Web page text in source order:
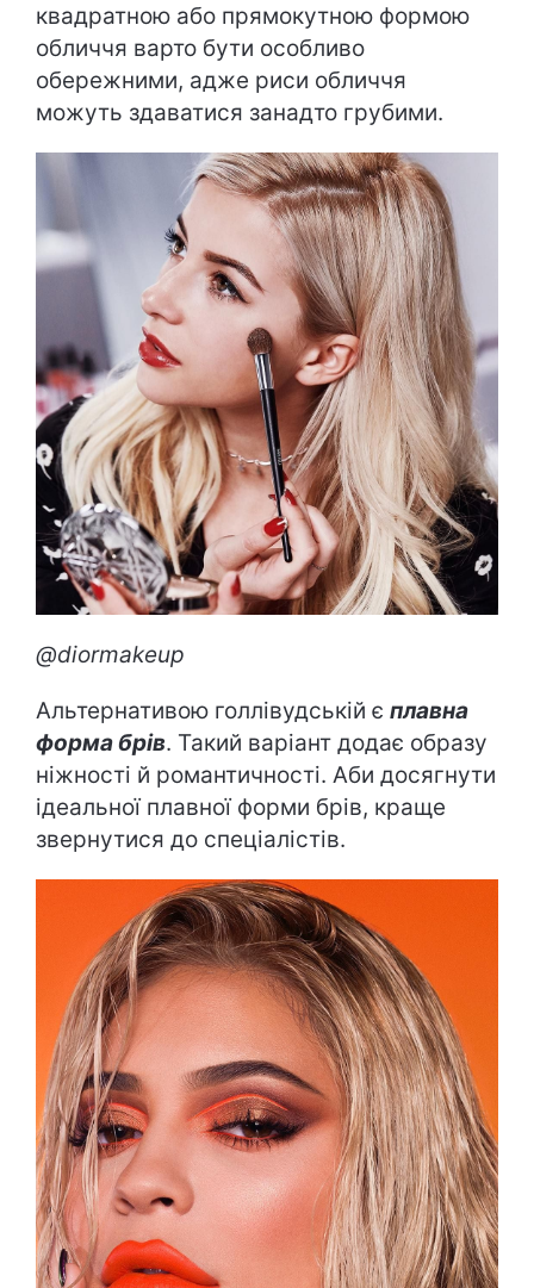
квадратною або прямокутною формою
обличчя варто бути особливо
обережними, адже риси обличчя
можуть здаватися занадто грубими.
@diormakeup
Альтернативою голлівудській є плавна
форма брів. Такий варіант додає образу
ніжності й романтичності. Аби досягнути
ідеальної плавної форми брів, краще
звернутися до спеціалістів.